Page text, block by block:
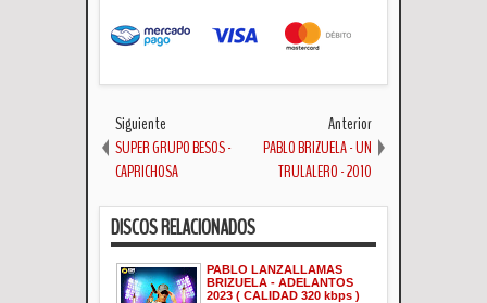
Siguiente
SUPER GRUPO BESOS -
CAPRICHOSA
Anterior
PABLO BRIZUELA - UN
TRULALERO - 2010
DISCOS RELACIONADOS
PABLO LANZALLAMAS
BRIZUELA - ADELANTOS
2023 ( CALIDAD 320 kbps )